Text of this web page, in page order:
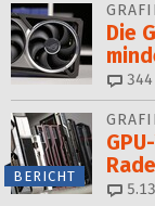
Die
344
BERICHT